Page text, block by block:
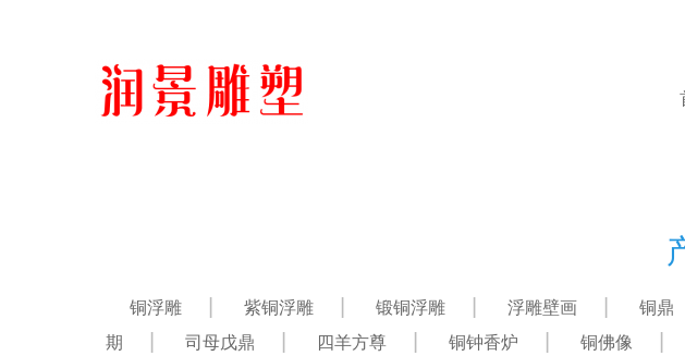
铜浮雕 紫铜浮雕 锻铜浮雕 浮雕壁画 铜鼎
期
司母戊鼎 四羊方尊 铜钟香炉 铜佛像